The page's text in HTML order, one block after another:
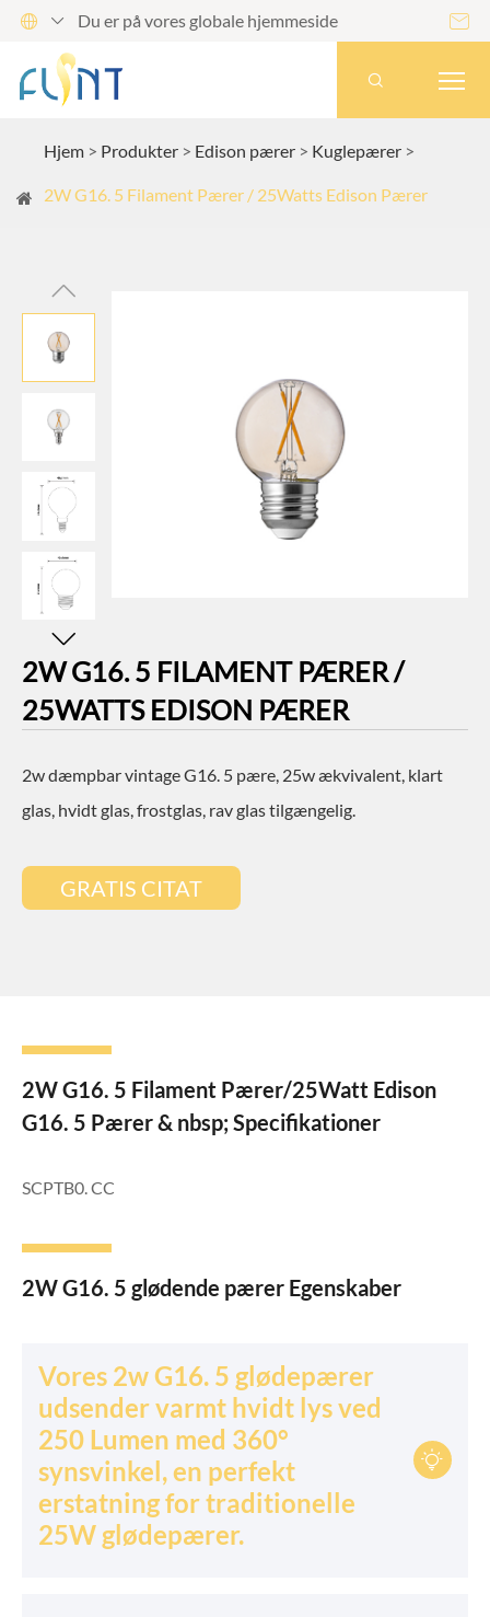
  Du er på vores globale hjemmeside 

Hjem Produkter Edison pærer Kuglepærer
2W G16. 5 Filament Pærer / 25Watts Edison Pærer
2W G16. 5 FILAMENT PÆRER /
25WATTS EDISON PÆRER
2w dæmpbar vintage G16. 5 pære, 25w ækvivalent, klart
glas, hvidt glas, frostglas, rav glas tilgængelig.
GRATIS CITAT
2W G16. 5 Filament Pærer/25Watt Edison
G16. 5 Pærer & nbsp; Specifikationer
SCPTB0. CC
2W G16. 5 glødende pærer Egenskaber

Vores 2w G16. 5 glødepærer
udsender varmt hvidt lys ved
250 Lumen med 360°
synsvinkel, en perfekt
erstatning for traditionelle
25W glødepærer.